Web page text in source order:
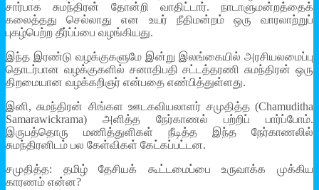
சார்பாக சுமந்திரன் தோன்றி வாதிட்டார். நாடாளுமன்றத்தைக்
கலைத்தது செல்லாது என உயர் நீதிமன்றம் ஒரு வாரலாற்றுப்
புகழ்பெற்ற தீர்ப்ப்பை வழங்கியது.
இந்த இரண்டு வழக்குகளுமே இன்று இலங்கையில் அரசியலமைப்பு
தொடர்பான வழக்குகளில் சனாதிபதி சட்டத்தரணி சுமந்திரன் ஒரு
திறமையான வழக்கறிஞர் என்பதை எண்பித்துள்ளது.
இனி, சுமந்திரன் சிங்கள ஊடகவியலாளர் சமுதித்த (Chamuditha
Samarawickrama) அளித்த நேர்காணல் பற்றிப் பார்ப்போம்.
இருபத்தொரு மணித்துளிகள் நீடித்த இந்த நேர்காணலில்
சுமந்திரனிடம் பல கேள்விகள் கேட்கப்பட்டன.
சமுதித்த: தமிழ் தேசியக் கூட்டமைப்பை உருவாக்க முக்கிய
காரணம் என்ன?